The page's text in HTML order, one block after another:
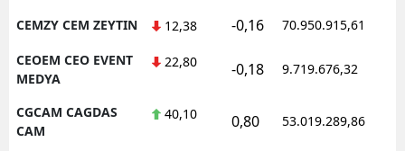
CEMZY CEM ZEYTIN 12,38 -0,16 70.950.915,61
CEOEM CEO EVENT
MEDYA
22,80 -0,18 9.719.676,32
CGCAM CAGDAS
CAM
40,10 0,80 53.019.289,86